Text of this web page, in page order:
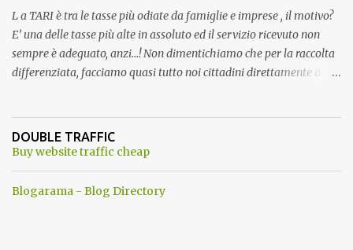
L a TARI è tra le tasse più odiate da famiglie e imprese , il motivo?
E’ una delle tasse più alte in assoluto ed il servizio ricevuto non
sempre è adeguato, anzi…! Non dimentichiamo che per la raccolta
differenziata, facciamo quasi tutto noi cittadini direttamente a
come terrazzi o giardini). Inoltre dobbiamo perdere tempo a
dividere tutti i materiali. ...e lo facevamo inizialmente anche con
avremmo pagato tutti di meno . Ma quando mai? Ogni anno
DOUBLE TRAFFIC
Buy website traffic cheap
Blogarama - Blog Directory